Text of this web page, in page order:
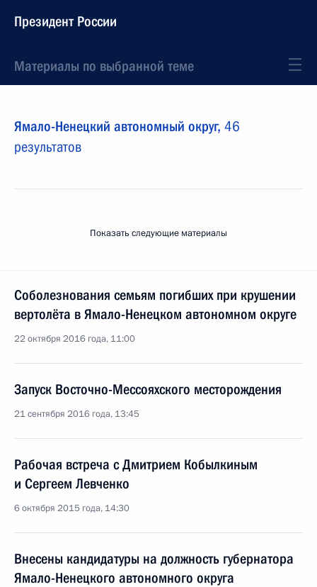
Президент России
Материалы по выбранной теме
Ямало-Ненецкий автономный округ, 46
результатов
Показать следующие материалы
Соболезнования семьям погибших при крушении
вертолёта в Ямало-Ненецком автономном округе
22 октября 2016 года, 11:00
Запуск Восточно-Мессояхского месторождения
21 сентября 2016 года, 13:45
Рабочая встреча с Дмитрием Кобылкиным
и Сергеем Левченко
6 октября 2015 года, 14:30
Внесены кандидатуры на должность губернатора
Ямало-Ненецкого автономного округа